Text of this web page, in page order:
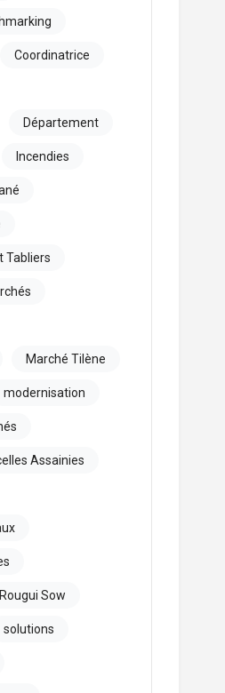
Coordinatrice
Département
Incendies
Tabliers
Marché Tilène
modernisation
Assainies
Rougui Sow
solutions